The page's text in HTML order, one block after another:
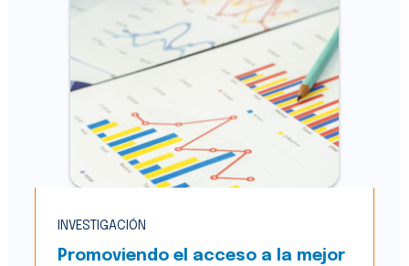
INVESTIGACIÓN
Promoviendo el acceso a la mejor